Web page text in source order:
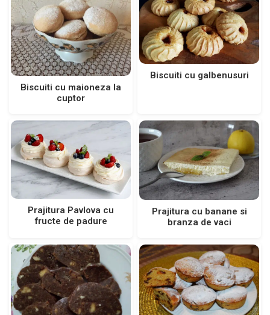
Biscuiti cu maioneza la
cuptor
Biscuiti cu galbenusuri
Prajitura Pavlova cu
fructe de padure
Prajitura cu banane si
branza de vaci